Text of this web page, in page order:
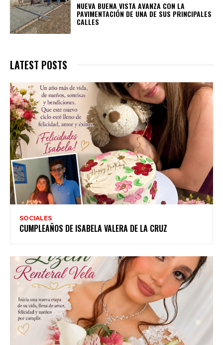
NUEVA BUENA VISTA AVANZA CON LA
PAVIMENTACIÓN DE UNA DE SUS PRINCIPALES
CALLES
LATEST POSTS
SOCIALES
CUMPLEAÑOS DE ISABELA VALERA DE LA CRUZ